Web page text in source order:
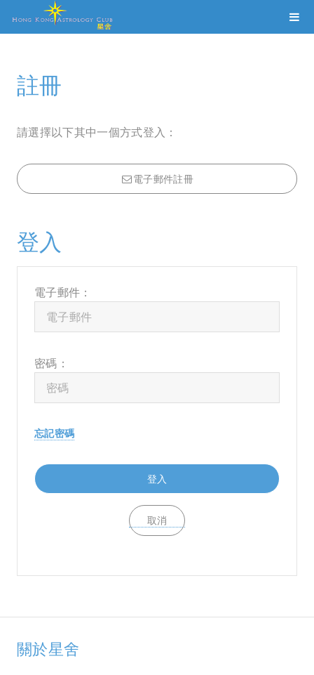
註冊
請選擇以下其中一個方式登入：
電子郵件註冊
登入
電子郵件：
密碼：
忘記密碼
關於星舍